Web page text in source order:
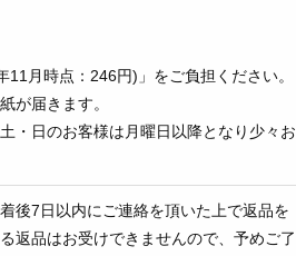
11月時点：246円)」をご負担ください。
が届きます。
・日のお客様は月曜日以降となり少々お
後7日以内にご連絡を頂いた上で返品を
返品はお受けできませんので、予めご了